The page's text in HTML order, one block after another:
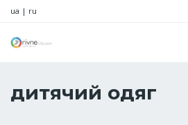
ua | ru
дитячий одяг